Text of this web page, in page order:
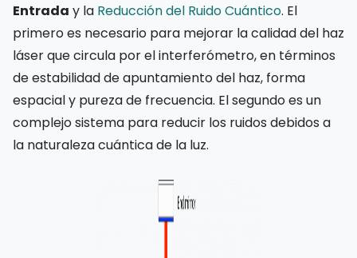
Entrada y la Reducción del Ruido Cuántico. El
primero es necesario para mejorar la calidad del haz
láser que circula por el interferómetro, en términos
de estabilidad de apuntamiento del haz, forma
espacial y pureza de frecuencia. El segundo es un
complejo sistema para reducir los ruidos debidos a
la naturaleza cuántica de la luz.